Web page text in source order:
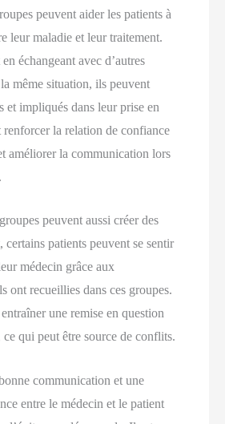
peuvent aider les patients à
leur maladie et leur traitement.
échangeant avec d’autres
même situation, ils peuvent
et impliqués dans leur prise en
renforcer la relation de confiance
améliorer la communication lors
peuvent aussi créer des
certains patients peuvent se sentir
médecin grâce aux
ont recueillies dans ces groupes.
une remise en question
ce qui peut être source de conflits.
communication et une
entre le médecin et le patient